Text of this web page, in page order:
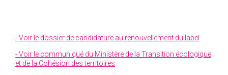
- Voir le dossier de candidature au renouvellement du label
- Voir le communiqué du Ministère de la Transition écologique
et de la Cohésion des territoires